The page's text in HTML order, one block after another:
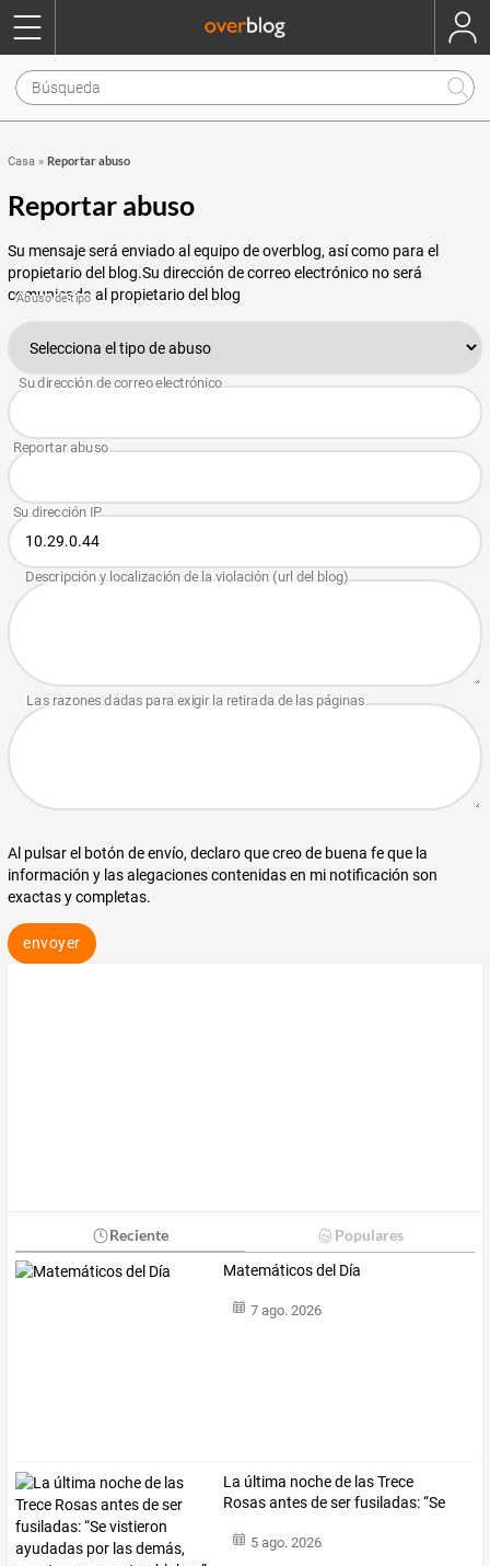
Casa » Reportar abuso
Reportar abuso
Su mensaje será enviado al equipo de overblog, así como para el
propietario del blog.Su dirección de correo electrónico no será
comunicada al propietario del blog
Al pulsar el botón de envío, declaro que creo de buena fe que la
información y las alegaciones contenidas en mi notificación son
exactas y completas.
envoyer
Reciente Populares
Matemáticos del Día
7 ago. 2026
La última nochede lasTrece
Rosasantesdeserfusiladas:“Se
5 ago. 2026